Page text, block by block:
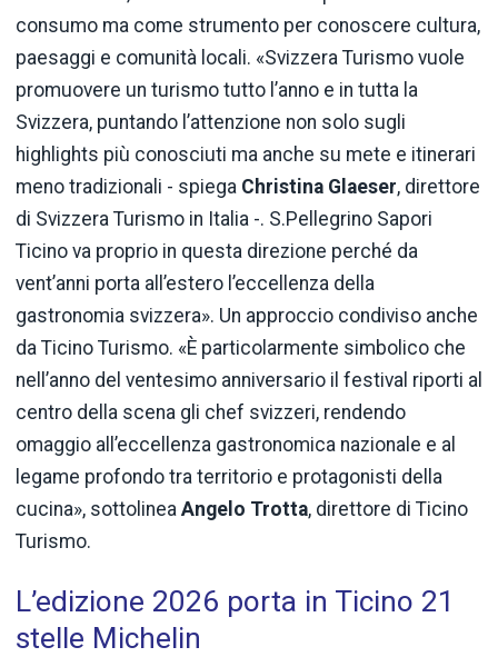
consumo ma come strumento per conoscere cultura,
paesaggi e comunità locali. «Svizzera Turismo vuole
promuovere un turismo tutto l’anno e in tutta la
Svizzera, puntando l’attenzione non solo sugli
highlights più conosciuti ma anche su mete e itinerari
meno tradizionali - spiega Christina Glaeser, direttore
di Svizzera Turismo in Italia -. S.Pellegrino Sapori
Ticino va proprio in questa direzione perché da
vent’anni porta all’estero l’eccellenza della
gastronomia svizzera». Un approccio condiviso anche
da Ticino Turismo. «È particolarmente simbolico che
nell’anno del ventesimo anniversario il festival riporti al
centro della scena gli chef svizzeri, rendendo
omaggio all’eccellenza gastronomica nazionale e al
legame profondo tra territorio e protagonisti della
cucina», sottolinea Angelo Trotta, direttore di Ticino
Turismo.
L’edizione 2026 porta in Ticino 21
stelle Michelin